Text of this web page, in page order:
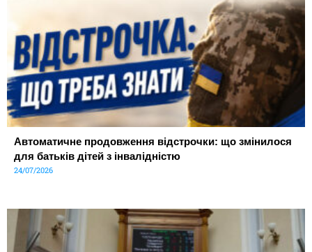
Автоматичне продовження відстрочки: що змінилося
для батьків дітей з інвалідністю
24/07/2026